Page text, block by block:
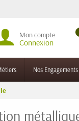
Mon compte
Connexion
Nos Engagements